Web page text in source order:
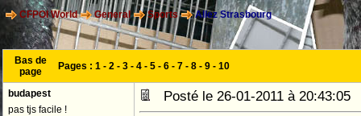
CFPOI World General Sports Allez Strasbourg
Bas de
page
Pages : 1 - 2 - 3 - 4 - 5 - 6 - 7 - 8 - 9 - 10
budapest
pas tjs facile !
Posté le 26-01-2011 à